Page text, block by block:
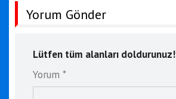
Yorum Gönder
Lütfen tüm alanları doldurunuz!
Yorum *